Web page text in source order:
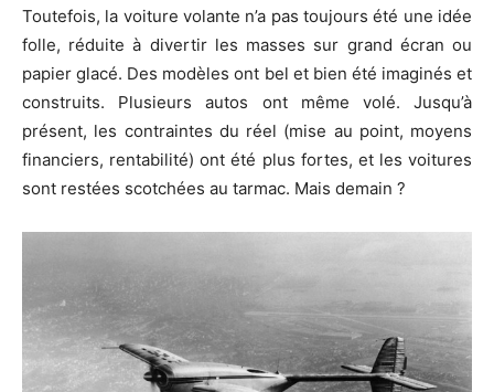
Toutefois, la voiture volante n’a pas toujours été une idée
folle, réduite à divertir les masses sur grand écran ou
papier glacé. Des modèles ont bel et bien été imaginés et
construits. Plusieurs autos ont même volé. Jusqu’à
présent, les contraintes du réel (mise au point, moyens
financiers, rentabilité) ont été plus fortes, et les voitures
sont restées scotchées au tarmac. Mais demain ?